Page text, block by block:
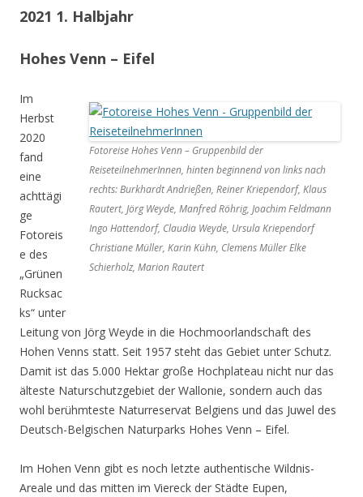
2021 1. Halbjahr
Hohes Venn – Eifel
Fotoreise Hohes Venn – Gruppenbild der
ReiseteilnehmerInnen, hinten beginnend von links nach
rechts: Burkhardt Andrießen, Reiner Kriependorf, Klaus
Rautert, Jörg Weyde, Manfred Röhrig, Joachim Feldmann
Ingo Hattendorf, Claudia Weyde, Ursula Kriependorf
Christiane Müller, Karin Kühn, Clemens Müller Elke
Schierholz, Marion Rautert
Im
Herbst
2020
fand
eine
achttägi
ge
Fotoreis
e des
„Grünen
Rucksac
ks“ unter
Leitung von Jörg Weyde in die Hochmoorlandschaft des
Hohen Venns statt. Seit 1957 steht das Gebiet unter Schutz.
Damit ist das 5.000 Hektar große Hochplateau nicht nur das
älteste Naturschutzgebiet der Wallonie, sondern auch das
wohl berühmteste Naturreservat Belgiens und das Juwel des
Deutsch-Belgischen Naturparks Hohes Venn – Eifel.
Im Hohen Venn gibt es noch letzte authentische Wildnis-
Areale und das mitten im Viereck der Städte Eupen,